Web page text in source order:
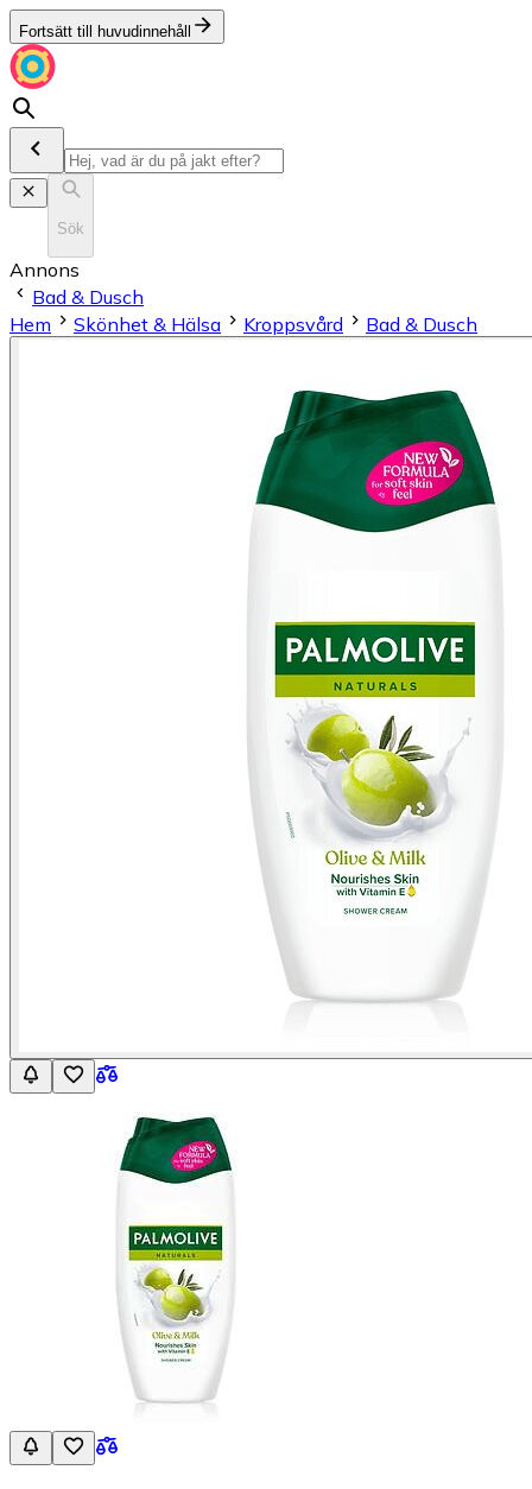
Fortsätt till huvudinnehåll
Sök
Annons
Bad & Dusch
Hem
Skönhet & Hälsa Kroppsvård Bad & Dusch